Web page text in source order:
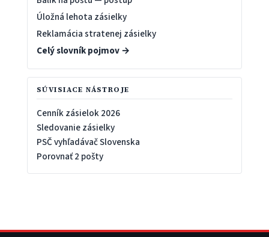
Úložná lehota zásielky
Reklamácia stratenej zásielky
Celý slovník pojmov →
SÚVISIACE NÁSTROJE
Cenník zásielok 2026
Sledovanie zásielky
PSČ vyhľadávač Slovenska
Porovnať 2 pošty